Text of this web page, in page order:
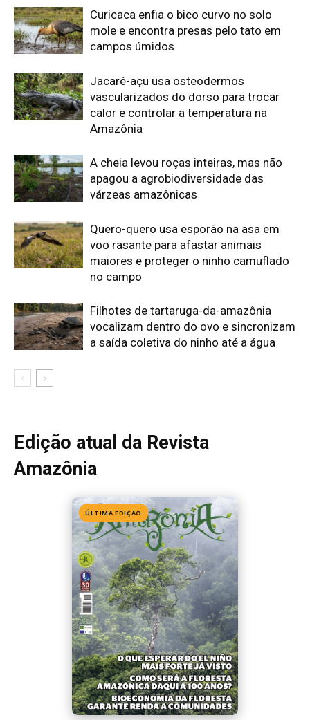
Curicaca enfia o bico curvo no solo
mole e encontra presas pelo tato em
campos úmidos
Jacaré-açu usa osteodermos
vascularizados do dorso para trocar
calor e controlar a temperatura na
Amazônia
A cheia levou roças inteiras, mas não
apagou a agrobiodiversidade das
várzeas amazônicas
Quero-quero usa esporão na asa em
voo rasante para afastar animais
maiores e proteger o ninho camuflado
no campo
Filhotes de tartaruga-da-amazônia
vocalizam dentro do ovo e sincronizam
a saída coletiva do ninho até a água
Edição atual da Revista
Amazônia
ÚLTIMA EDIÇÃO